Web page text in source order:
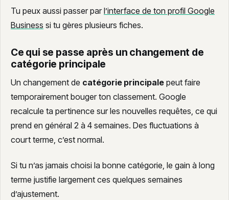
Tu peux aussi passer parl’interface de ton profil Google
Business si tu gères plusieurs fiches.
Ce qui se passe après un changement de
catégorie principale
Un changement de catégorie principale peut faire
temporairement bouger ton classement. Google
recalcule ta pertinence sur les nouvelles requêtes, ce qui
prend en général 2 à 4 semaines. Des fluctuations à
court terme, c’est normal.
Si tu n’as jamais choisi la bonne catégorie, le gain à long
terme justifie largement ces quelques semaines
d’ajustement.